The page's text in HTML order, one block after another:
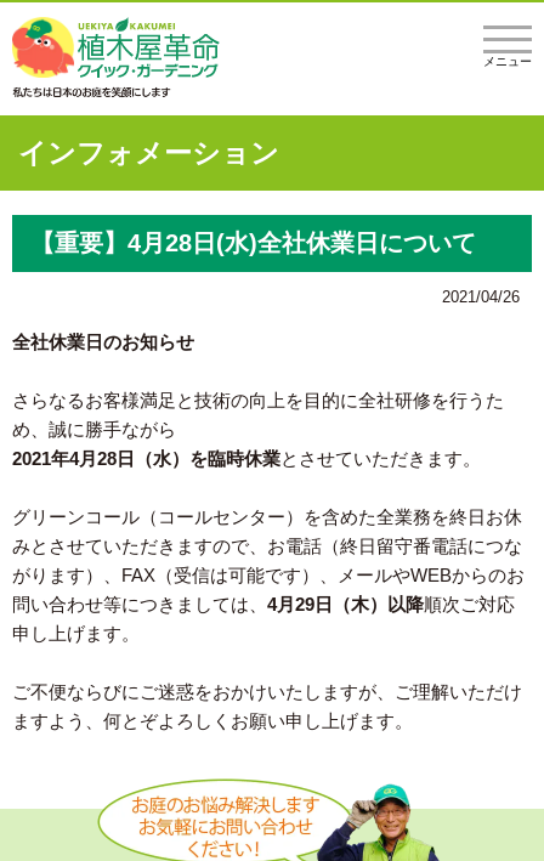
メニュー
インフォメーション
【重要】4月28日(水)全社休業日について
2021/04/26
全社休業日のお知らせ
さらなるお客様満足と技術の向上を目的に全社研修を行うた
め、誠に勝手ながら
2021年4月28日（水）を臨時休業とさせていただきます。
グリーンコール（コールセンター）を含めた全業務を終日お休
みとさせていただきますので、お電話（終日留守番電話につな
がります）、FAX（受信は可能です）、メールやWEBからのお
問い合わせ等につきましては、 4月29日（木）以降順次ご対応
申し上げます。
ご不便ならびにご迷惑をおかけいたしますが、ご理解いただけ
ますよう、何とぞよろしくお願い申し上げます。